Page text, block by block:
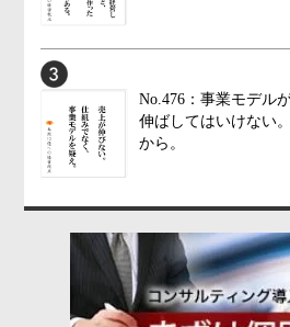
No.476：事業モデル
伸ばしてはいけない
から。